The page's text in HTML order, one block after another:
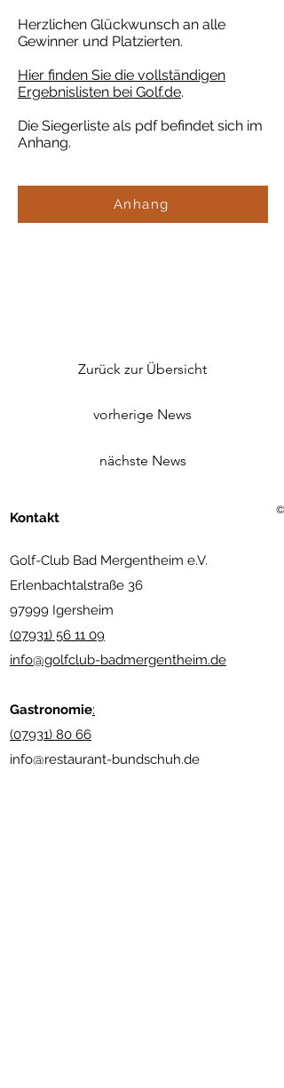
Herzlichen Glückwunsch an alle
Gewinner und Platzierten.
Hier finden Sie die vollständigen
Ergebnislisten bei Golf.de.
Die Siegerliste als pdf befindet sich im
Anhang.
Anhang
Zurück zur Übersicht
vorherige News
nächste News
Kontakt
Golf-Club Bad Mergentheim e.V.
Erlenbachtalstraße 36
97999 Igersheim
(07931) 56 11 09
info@golfclub-badmergentheim.de
Gastronomie:
(07931) 80 66
info@restaurant-bundschuh.de